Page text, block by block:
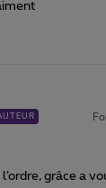
grâce a